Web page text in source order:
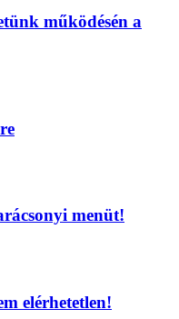
működésén a
menüt!
elérhetetlen!